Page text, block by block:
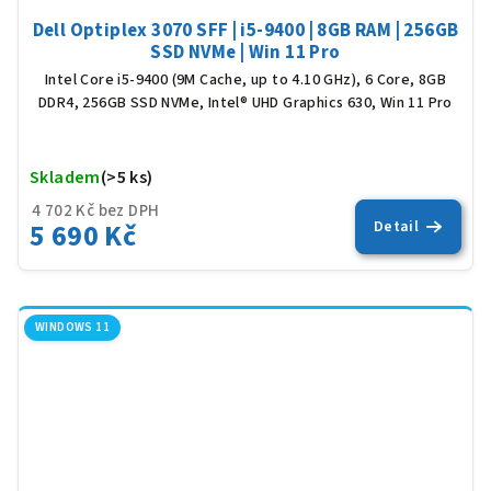
Dell Optiplex 3070 SFF | i5-9400 | 8GB RAM | 256GB
SSD NVMe | Win 11 Pro
Intel Core i5-9400 (9M Cache, up to 4.10 GHz), 6 Core, 8GB
DDR4, 256GB SSD NVMe, Intel® UHD Graphics 630, Win 11 Pro
4 702 Kč bez DPH
5 690 Kč
Skladem(>5 ks)
je
5,0
Detail
WINDOWS 11